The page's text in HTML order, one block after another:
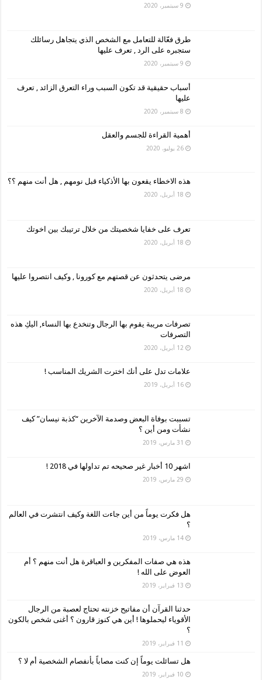
9 سبتمبر، 2020
طرق فعّالة للتعامل مع الشخص الذي يتجاهل رسائلك
ستجبره على الرد , تعرف عليها
9 سبتمبر، 2020
أسباب حقيقية قد تكون السبب وراء التعرق الزائد , تعرف
عليها
8 سبتمبر، 2020
أهمية القراءة للجسم والعقل
26 يوليو، 2020
هذه الاخطاء يقعون بها الأذكياء قبل نومهم , هل أنت منهم ؟؟
18 أبريل، 2020
تعرف على خفايا شخصيتك من خلال ترتيبك بين اخوتك
18 أبريل، 2020
مرضى يتحدثون عن قصتهم مع كورونا , وكيف انتصروا عليها
18 أبريل، 2020
تصرفات مريبة يقوم بها الرجال وتنخدع بها النساء, اليكِ هذه
التصرفات
12 أبريل، 2020
علامات تدل على أنك اخترت الشريك المناسب !
16 أبريل، 2019
تسببت بوفاة البعض وصدمة الآخرين “كذبة نيسان” كيف
نشأت ومن أين ؟
31 مارس، 2019
اشهر 10 أخبار غير صحيحه تم تداولها في 2018 !
29 مارس، 2019
هل فكرت يوماً من أين جاءت اللغة وكيف انتشرت في العالم
؟
14 مارس، 2019
هذه هي صفات المفكرين و العباقرة هل أنت منهم ؟ أم
العوض على الله !
13 فبراير، 2019
حدثنا القرآن أن مفاتيح خزنته تحتاج لعصبة من الرجال
الأقوياء ليحملوها ! أين هي كنوز قارون ؟ أغنى شخص بالكون
؟
11 فبراير، 2019
هل تسائلت يوماً إن كنت مصاباً بأنفصام الشخصية أم لا ؟
10 فبراير، 2019